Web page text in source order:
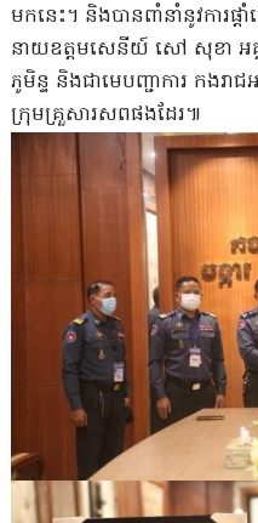
មកនេះ។ និងបានពាំនាំនូវការ
នាយឧត្តមសេនីយ៍ សៅ សុខា អគ្
ភូមិន្ទ និងជាមេបញ្ជាការ កងរា
ក្រុមគ្រួសារសពផងដែរ៕